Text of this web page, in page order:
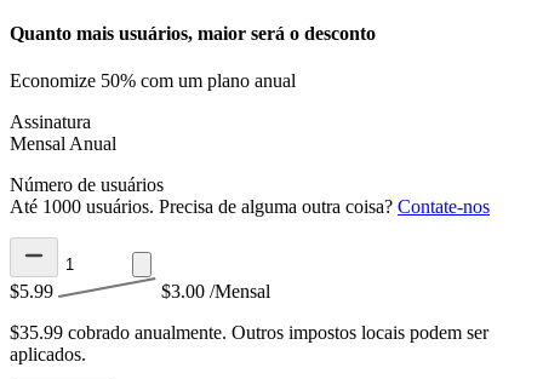
Quanto mais usuários, maior será o desconto
Economize 50% com um plano anual
Assinatura
Mensal Anual
Número de usuários
Até 1000 usuários. Precisa de alguma outra coisa? Contate-nos
$5.99 $3.00 /Mensal
$35.99 cobrado anualmente. Outros impostos locais podem ser
aplicados.